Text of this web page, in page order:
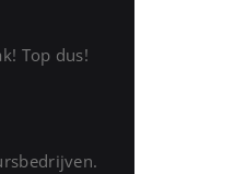
Top dus!